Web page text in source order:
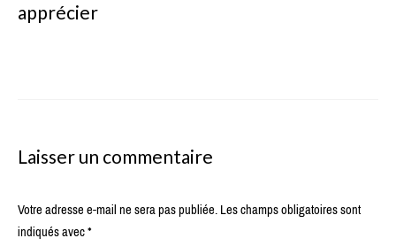
apprécier
Laisser un commentaire
Votre adresse e-mail ne sera pas publiée.Les champs obligatoires sont
indiqués avec*